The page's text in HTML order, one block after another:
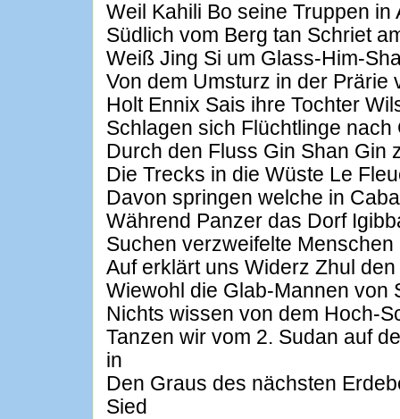
Weil Kahili Bo seine Truppen in
Südlich vom Berg tan Schriet
Weiß Jing Si um Glass-Him-
Von dem Umsturz in der Prärie
Holt Ennix Sais ihre Tochter
Schlagen sich Flüchtlinge nach
Durch den Fluss Gin Shan Gin
Die Trecks in die Wüste Le
Davon springen welche in
Während Panzer das Dorf
Suchen verzweifelte
Auf erklärt uns Widerz Zhul
Wiewohl die Glab-Mannen von
Nichts wissen von dem Hoch-
Tanzen wir vom 2. Sudan auf
in
Den Graus des nächsten
Sied